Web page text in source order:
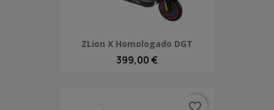
ZLion X Homologado DGT
399,00 €
favorite_border